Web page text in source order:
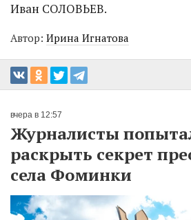
Иван СОЛОВЬЕВ.
Автор: Ирина Игнатова
вчера в 12:57
Журналисты
раскрыть секрет
села Фоминки